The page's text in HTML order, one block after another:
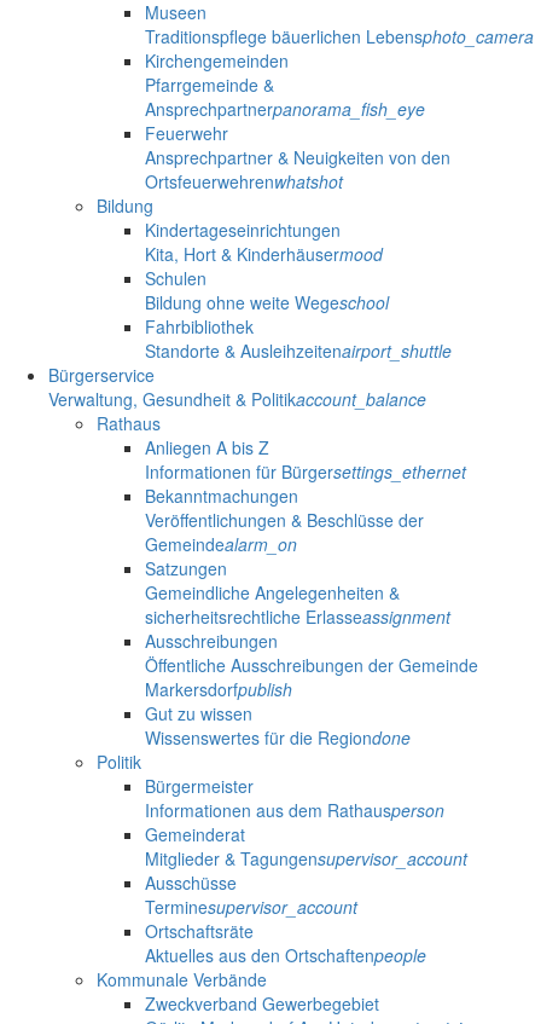
Museen
Traditionspflege bäuerlichen Lebensphoto_camera
Kirchengemeinden
Pfarrgemeinde &
Ansprechpartnerpanorama_fish_eye
Feuerwehr
Ansprechpartner & Neuigkeiten von den
Ortsfeuerwehrenwhatshot
Bildung
Kindertageseinrichtungen
Kita, Hort & Kinderhäusermood
Schulen
Bildung ohne weite Wegeschool
Fahrbibliothek
Standorte & Ausleihzeitenairport_shuttle
Bürgerservice
Verwaltung, Gesundheit & Politikaccount_balance
Rathaus
Anliegen A bis Z
Informationen für Bürgersettings_ethernet
Bekanntmachungen
Veröffentlichungen & Beschlüsse der
Gemeindealarm_on
Satzungen
Gemeindliche Angelegenheiten &
sicherheitsrechtliche Erlasseassignment
Ausschreibungen
Öffentliche Ausschreibungen der Gemeinde
Markersdorfpublish
Gut zu wissen
Wissenswertes für die Regiondone
Politik
Bürgermeister
Informationen aus dem Rathausperson
Gemeinderat
Mitglieder & Tagungensupervisor_account
Ausschüsse
Terminesupervisor_account
Ortschaftsräte
Aktuelles aus den Ortschaftenpeople
Kommunale Verbände
Zweckverband Gewerbegebiet